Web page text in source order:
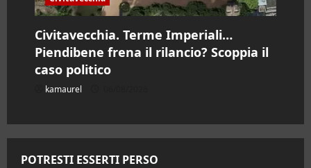
Civitavecchia. Terme Imperiali…
Piendibene frena il rilancio? Scoppia il
caso politico
kamaurel
POTRESTI ESSERTI PERSO